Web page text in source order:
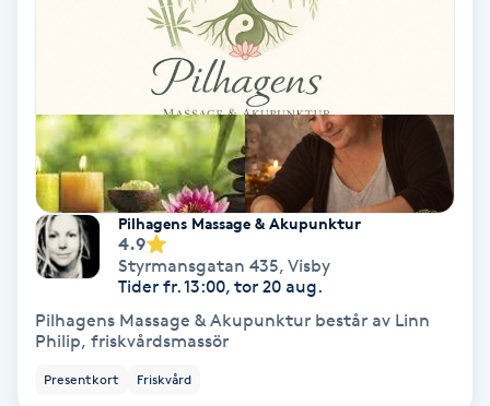
Fotvård
Fransar
Fransborttagning
Fransfärgning
Pilhagens Massage & Akupunktur
4.9
Styrmansgatan 435, Visby
Tider fr. 13:00, tor 20 aug.
Pilhagens Massage & Akupunktur består av Linn
Philip, friskvårdsmassör
Presentkort Friskvård